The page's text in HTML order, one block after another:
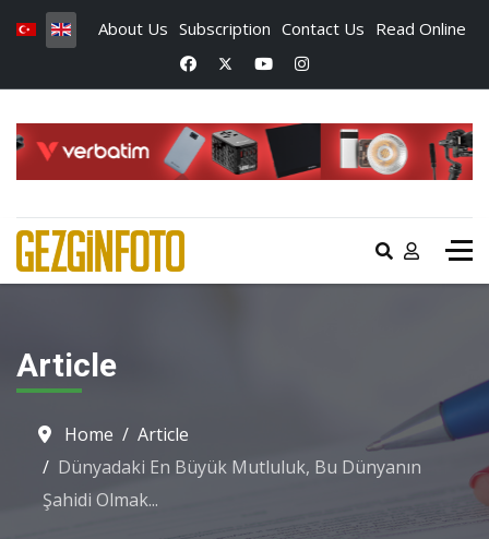
About Us Subscription Contact Us Read Online
Article
Home
Article
Dünyadaki En Büyük Mutluluk, Bu Dünyanın
Şahidi Olmak...